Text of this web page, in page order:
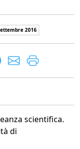
2016
scientifica.
di